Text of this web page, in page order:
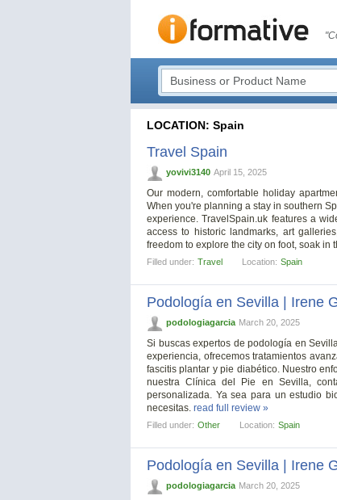
LOCATION: Spain
Travel Spain
yovivi3140 April 15, 2025
Our modern, comfortable holiday
When you're planning a stay in southern
experience. TravelSpain.uk features a
access to historic landmarks, art
freedom to explore the city on foot, soak in
Filled under: Travel Location: Spain
Podología en Sevilla | Irene
podologiagarcia March 20, 2025
Si buscas expertos de podología en
experiencia, ofrecemos tratamientos
fascitis plantar y pie diabético. Nuestro
nuestra Clínica del Pie en Sevilla,
personalizada. Ya sea para un estudio
necesitas. read full review »
Filled under: Other Location: Spain
Podología en Sevilla | Irene
podologiagarcia March 20, 2025